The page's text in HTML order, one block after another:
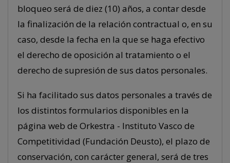
bloqueo será de diez (10) años, a contar desde
la finalización de la relación contractual o, en su
caso, desde la fecha en la que se haga efectivo
el derecho de oposición al tratamiento o el
derecho de supresión de sus datos personales.
Si ha facilitado sus datos personales a través de
los distintos formularios disponibles en la
página web de Orkestra - Instituto Vasco de
Competitividad (Fundación Deusto), el plazo de
conservación, con carácter general, será de tres